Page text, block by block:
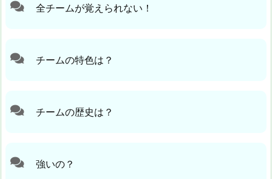
全チームが覚えられない！
チームの特色は？
チームの歴史は？
強いの？